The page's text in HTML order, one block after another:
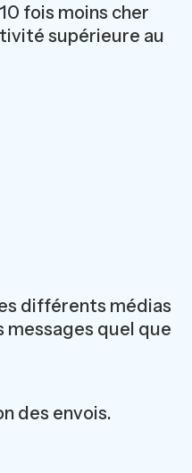
fois moins cher
supérieure au
différents médias
messages quel que
des envois.